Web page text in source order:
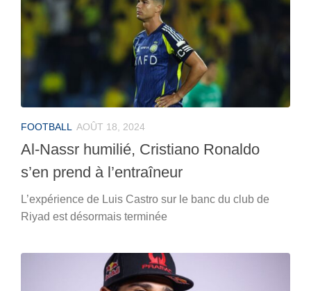
FOOTBALL AOÛT 18, 2024
Al-Nassr humilié, Cristiano Ronaldo
s’en prend à l’entraîneur
L’expérience de Luis Castro sur le banc du club de
Riyad est désormais terminée